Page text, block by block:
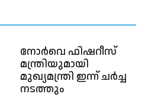
നോര്‍വെ ഫിഷറീസ്
മന്ത്രിയുമായി
മുഖ്യമന്ത്രി ഇന്ന് ചര്‍ച്ച
നടത്തും